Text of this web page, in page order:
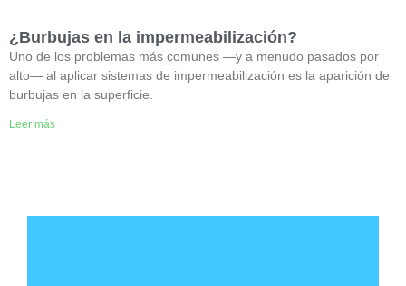
¿Burbujas en la impermeabilización?
Uno de los problemas más comunes —y a menudo pasados por
alto— al aplicar sistemas de impermeabilización es la aparición de
burbujas en la superficie.
Leer más